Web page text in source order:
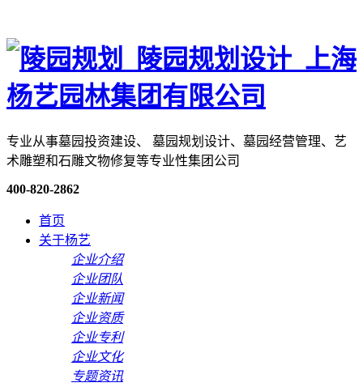
专业从事墓园投资建设、 墓园规划设计、墓园经营管理、艺
术雕塑和石雕文物修复等专业性集团公司
400-820-2862
首页
关于杨艺
企业介绍
企业团队
企业新闻
企业资质
企业专利
企业文化
专题资讯